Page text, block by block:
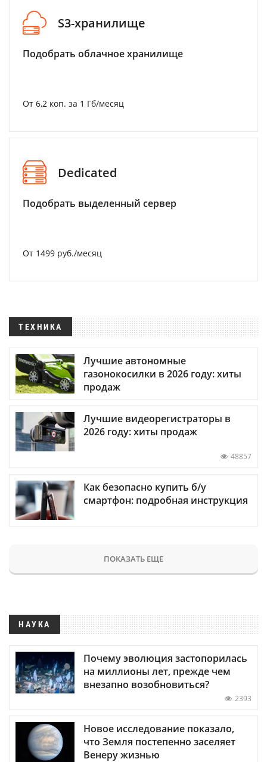
S3-хранилище
Подобрать облачное хранилище
От 6,2 коп. за 1 Гб/месяц
Dedicated
Подобрать выделенный сервер
От 1499 руб./месяц
ТЕХНИКА
Лучшие автономные
газонокосилки в 2026 году: хиты
продаж
Лучшие видеорегистраторы в
2026 году: хиты продаж
48857
Как безопасно купить б/у
смартфон: подробная инструкция
ПОКАЗАТЬ ЕЩЕ
НАУКА
Почему эволюция застопорилась
на миллионы лет, прежде чем
внезапно возобновиться?
2393
Новое исследование показало,
что Земля постепенно заселяет
Венеру жизнью